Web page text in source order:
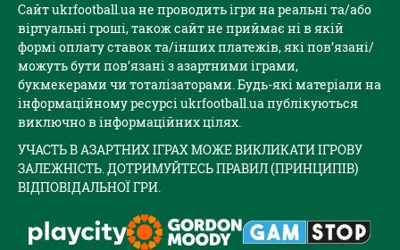
Сайт ukrfootball.ua не проводить ігри на реальні та/або
віртуальні гроші, також сайт не приймає ні в якій
формі оплату ставок та/інших платежів, які пов’язані/
можуть бути пов’язані з азартними іграми,
букмекерами чи тоталізаторами. Будь-які матеріали на
інформаційному ресурсі ukrfootball.ua публікуються
виключно в інформаційних цілях.
УЧАСТЬ В АЗАРТНИХ ІГРАХ МОЖЕ ВИКЛИКАТИ ІГРОВУ
ЗАЛЕЖНІСТЬ. ДОТРИМУЙТЕСЬ ПРАВИЛ (ПРИНЦИПІВ)
ВІДПОВІДАЛЬНОЇ ГРИ.